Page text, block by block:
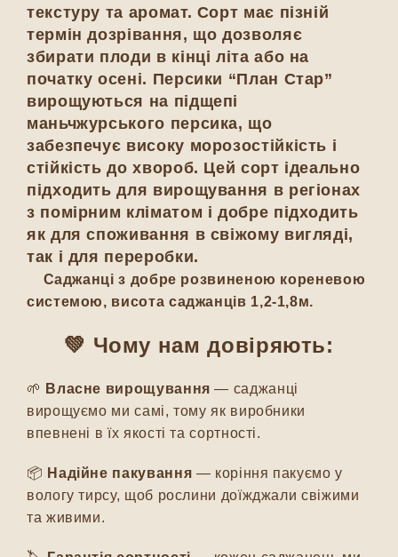
текстуру та аромат. Сорт має пізній
термін дозрівання, що дозволяє
збирати плоди в кінці літа або на
початку осені. Персики “План Стар”
вирощуються на підщепі
маньчжурського персика, що
забезпечує високу морозостійкість і
стійкість до хвороб. Цей сорт ідеально
підходить для вирощування в регіонах
з помірним кліматом і добре підходить
як для споживання в свіжому вигляді,
так і для переробки.
Саджанці з добре розвиненою кореневою
системою, висота саджанців 1,2-1,8м.
💚 Чому нам довіряють:
🌱 Власне вирощування — саджанці
вирощуємо ми самі, тому як виробники
впевнені в їх якості та сортності.
📦 Надійне пакування — коріння пакуємо у
вологу тирсу, щоб рослини доїжджали свіжими
та живими.